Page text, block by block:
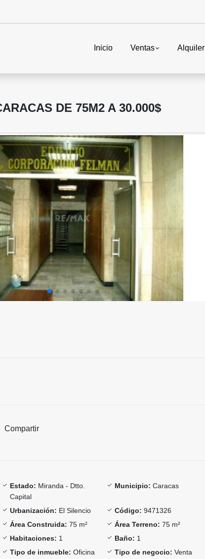
Inicio Ventas Alquiler
DE 75M2 A 30.000$
Compartir
Estado: Miranda - Dtto.
Capital
Municipio: Caracas
Urbanización: El Silencio Código: 9471326
Área Construida: 75 m² Área Terreno: 75 m²
Habitaciones: 1 Baño: 1
Tipo de inmueble: Oficina Tipo de negocio: Venta